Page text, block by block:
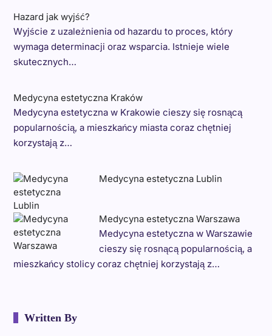
Hazard jak wyjść?
Wyjście z uzależnienia od hazardu to proces, który
wymaga determinacji oraz wsparcia. Istnieje wiele
skutecznych…
Medycyna estetyczna Kraków
Medycyna estetyczna w Krakowie cieszy się rosnącą
popularnością, a mieszkańcy miasta coraz chętniej
korzystają z…
Medycyna estetyczna Lublin
Medycyna estetyczna Warszawa
Medycyna estetyczna w Warszawie
cieszy się rosnącą popularnością, a
mieszkańcy stolicy coraz chętniej korzystają z…
Written By